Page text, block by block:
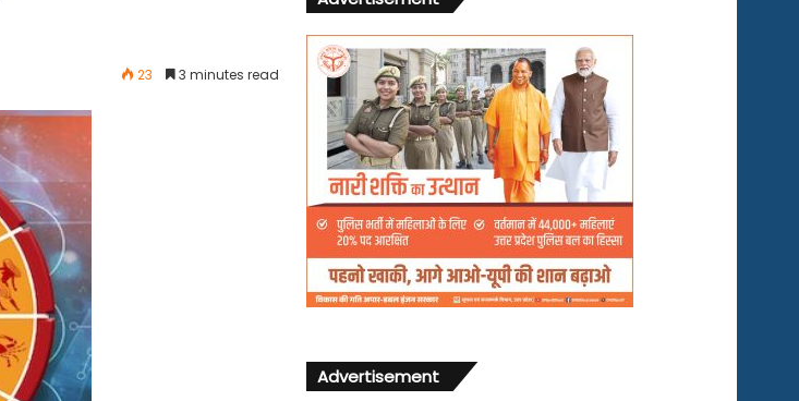
23 3 minutes read
Advertisement